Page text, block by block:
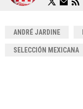
ANDRÉ JARDINE
SELECCIÓN MEXICANA